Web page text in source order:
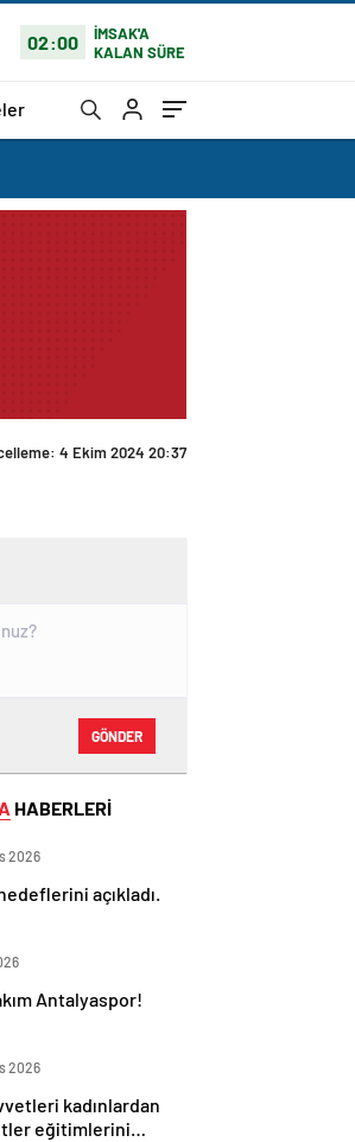
02:00
İMSAK'A
KALAN SÜRE
4 Ekim 2024 20:37
GÖNDER
HABERLERİ
2026
açıkladı.
Antalyaspor!
2026
kadınlardan
eğitimlerini